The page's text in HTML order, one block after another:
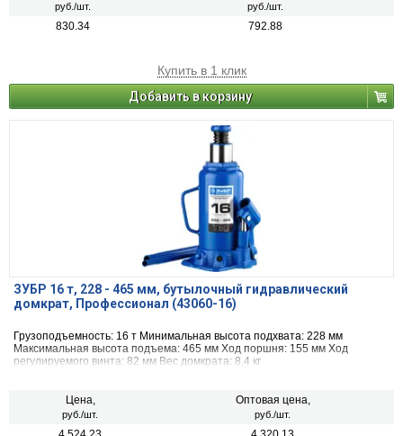
руб./шт. руб./шт.
830.34 792.88
Купить в 1 клик
Добавить в корзину
ЗУБР 16 т, 228 - 465 мм, бутылочный гидравлический
домкрат, Профессионал (43060-16)
Грузоподъемность: 16 т Минимальная высота подхвата: 228 мм
Максимальная высота подъема: 465 мм Ход поршня: 155 мм Ход
регулируемого винта: 82 мм Вес домкрата: 8,4 кг
Цена,
руб./шт.
Оптовая цена,
руб./шт.